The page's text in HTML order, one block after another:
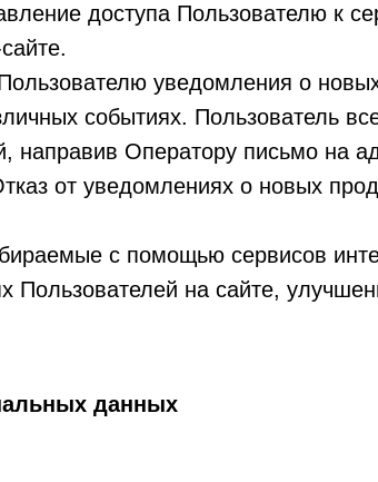
доступа Пользователю к
уведомления о
событиях. Пользователь
Оператору письмо на
от уведомлениях о новых
с помощью сервисов
на сайте,
данных